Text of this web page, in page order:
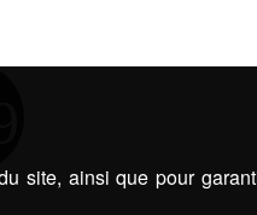
site, ainsi que pour